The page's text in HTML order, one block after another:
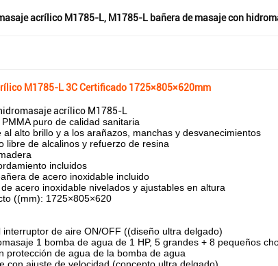
acrílico M1785-L, M1785-L bañera de masaje con
M1785-L 3C Certificado 1725×805×620mm
acrílico M1785-L
puro de calidad sanitaria
al alto brillo y a los arañazos, manchas y desvanecimientos
libre de alcalinos y refuerzo de resina
incluidos
de acero inoxidable incluido
acero inoxidable nivelados y ajustables en altura
((mm): 1725×805×620
interruptor de aire ON/OFF ((diseño ultra delgado)
1 bomba de agua de 1 HP, 5 grandes + 8 pequeños
protección de agua de la bomba de agua